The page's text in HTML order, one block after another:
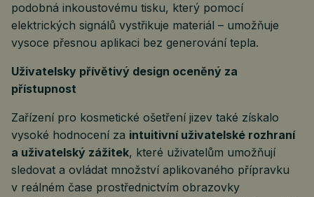
podobná inkoustovému tisku, který pomocí
elektrických signálů vystřikuje materiál – umožňuje
vysoce přesnou aplikaci bez generování tepla.
Uživatelsky přívětivý design oceněný za
přístupnost
Zařízení pro kosmetické ošetření jizev také získalo
vysoké hodnocení za intuitivní uživatelské rozhraní
a uživatelský zážitek, které uživatelům umožňují
sledovat a ovládat množství aplikovaného přípravku
v reálném čase prostřednictvím obrazovky